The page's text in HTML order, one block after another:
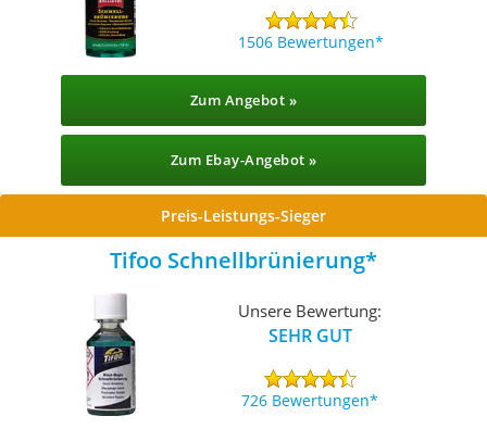
1506 Bewertungen
Zum Angebot »
Zum Ebay-Angebot »
Preis-Leistungs-Sieger
Tifoo Schnellbrünierung
Unsere Bewertung:
SEHR GUT
726 Bewertungen